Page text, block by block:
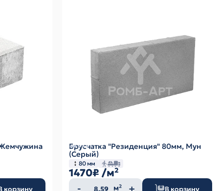
корзину
Брусчатка "Резиденция" 80мм, Мун
(Серый)
80 мм
1470₽ /м²
Количество
м² В корзину